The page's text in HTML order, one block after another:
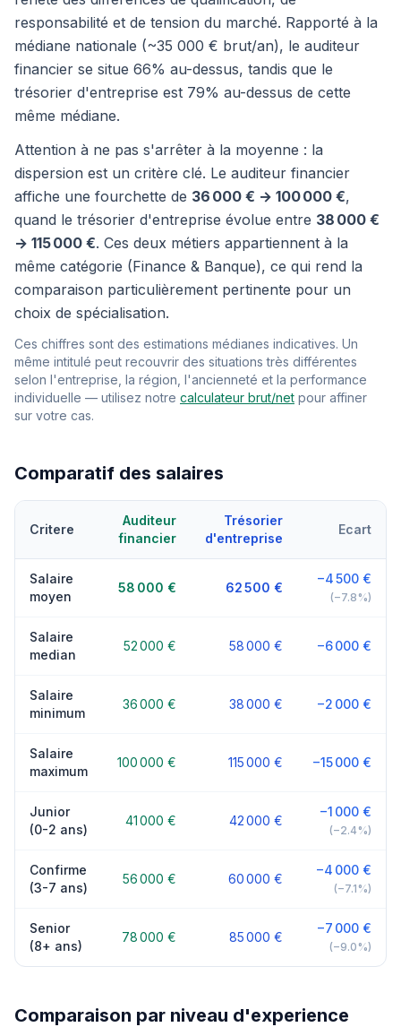
responsabilité et de tension du marché. Rapporté à la
médiane nationale (~35 000 € brut/an), le auditeur
financier se situe 66% au-dessus, tandis que le
trésorier d'entreprise est 79% au-dessus de cette
même médiane.
Attention à ne pas s'arrêter à la moyenne : la
dispersion est un critère clé. Le auditeur financier
affiche une fourchette de 36 000 € → 100 000 €,
quand le trésorier d'entreprise évolue entre 38 000 €
→ 115 000 €. Ces deux métiers appartiennent à la
même catégorie (Finance & Banque), ce qui rend la
comparaison particulièrement pertinente pour un
choix de spécialisation.
Ces chiffres sont des estimations médianes indicatives. Un
même intitulé peut recouvrir des situations très différentes
selon l'entreprise, la région, l'ancienneté et la performance
individuelle — utilisez notre calculateur brut/net pour affiner
sur votre cas.
Comparatif des salaires
Critere
Auditeur
financier
Trésorier
d'entreprise
Ecart
Salaire
moyen
58 000 € 62 500 €
−4 500 €
(−7.8%)
Salaire
median
52 000 € 58 000 € −6 000 €
Salaire
minimum
36 000 € 38 000 € −2 000 €
Salaire
maximum
100 000 € 115 000 € −15 000 €
Junior
(0-2 ans)
41 000 € 42 000 €
−1 000 €
(−2.4%)
Confirme
(3-7 ans)
56 000 € 60 000 €
−4 000 €
(−7.1%)
Senior
(8+ ans)
78 000 € 85 000 €
−7 000 €
(−9.0%)
Comparaison par niveau d'experience